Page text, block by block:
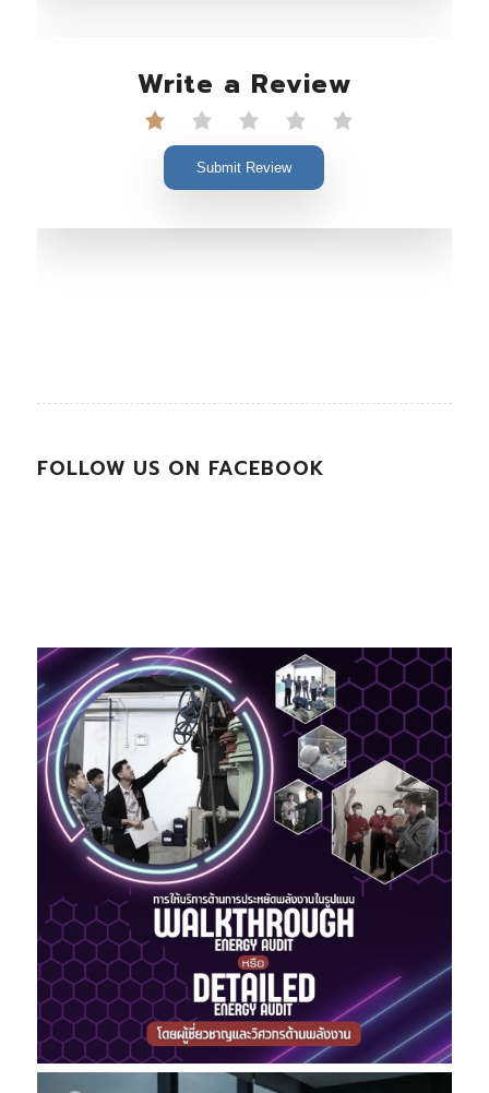
Write a Review
Submit Review
FOLLOW US ON FACEBOOK